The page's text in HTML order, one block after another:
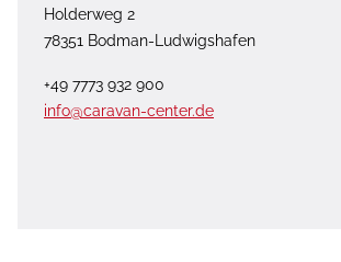
Holderweg 2
78351 Bodman-Ludwigshafen
+49 7773 932 900
info@caravan-center.de